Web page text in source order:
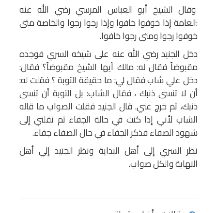
وقال الشيخ أبو العباس المرسي رضي الله عنه
:العامة إذا خوفوا خافوا وإذا رجوا رجوا والخاصة متى
خوفوا رجوا ومتى رجوا خافوا.
دخل الجنيد رضي الله عنه على شيخه السري فوجده
مقبوضاً فقال له: مالك أيها الشيخ مقبوضاً؟ فقال:
دخل علي شاب فقال لي: ما حقيقة التوبة ؟ فقلت له:
أن لا تنسى ذنبك ، فقال الشاب: بل التوبة أن تنسى
ذنبك، ثم خرج عني. قال الجنيد فقلت الصواب ما قاله
الشاب لأني إذا كنت في حالة الجفاء ثم نقلني إلى
شهود الصفاء فذكر الجفاء في حال الصفاء جفاء.
نظر السري إلى أهل البداية ونظر الجنيد إلي أهل
النهاية والكل صواب.